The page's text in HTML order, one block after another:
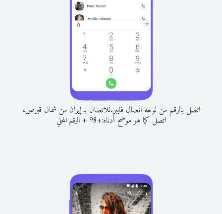
اتصل بالرقم من لوحة اتصال فايبر.للاتصال بـ إيران من شمال قبرص،
اتصل كما هو موضح أدناه:+
98
+الرقم المحلي